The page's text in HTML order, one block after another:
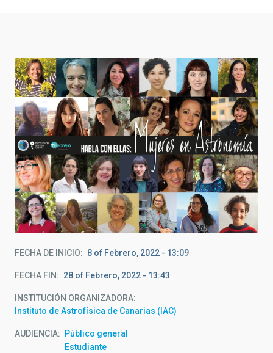
FECHA DE INICIO 8 of Febrero, 2022 - 13:09
FECHA FIN 28 of Febrero, 2022 - 13:43
INSTITUCIÓN ORGANIZADORA
Instituto de Astrofísica de Canarias (IAC)
AUDIENCIA
Público general
Estudiante